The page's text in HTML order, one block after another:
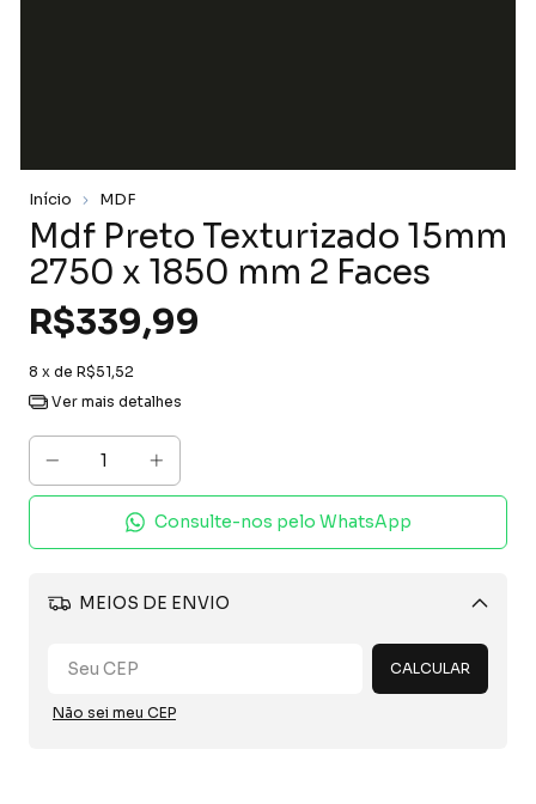
Início MDF
Mdf Preto Texturizado 15mm
2750 x 1850 mm 2 Faces
R$339,99
8 x de R$51,52
Ver mais detalhes
Consulte-nos pelo WhatsApp
MEIOS DE ENVIO
Alterar CEP
CALCULAR
Não sei meu CEP